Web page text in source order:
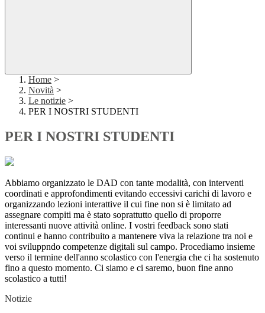
Home >
Novità >
Le notizie >
PER I NOSTRI STUDENTI
PER I NOSTRI STUDENTI
Abbiamo organizzato le DAD con tante modalità, con interventi
coordinati e approfondimenti evitando eccessivi carichi di lavoro e
organizzando lezioni interattive il cui fine non si è limitato ad
assegnare compiti ma è stato soprattutto quello di proporre
interessanti nuove attività online. I vostri feedback sono stati
continui e hanno contribuito a mantenere viva la relazione tra noi e
voi sviluppndo competenze digitali sul campo. Procediamo insieme
verso il termine dell'anno scolastico con l'energia che ci ha sostenuto
fino a questo momento. Ci siamo e ci saremo, buon fine anno
scolastico a tutti!
Notizie